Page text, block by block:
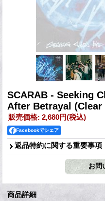
SCARAB - Seeking
After Betrayal (Clear
販売価格: 2,680円(税込)
Facebookでシェア
返品特約に関する重要事項
商品詳細